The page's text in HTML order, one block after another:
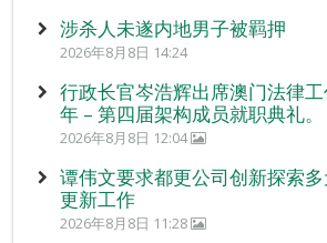
涉杀人未遂内地男子被羁押
2026年8月8日 14:24
行政长官岑浩辉出席澳门法律
年 – 第四届架构成员就职典礼。
2026年8月8日 12:04
谭伟文要求都更公司创新探索
更新工作
2026年8月8日 11:28